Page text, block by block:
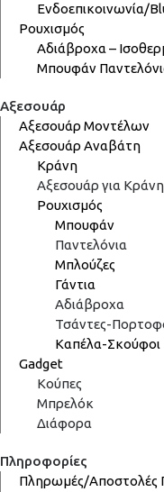
Ενδοεπικοινωνία/
Ρουχισμός
Αδιάβροχα –
Μπουφάν
Αξεσουάρ
Αξεσουάρ Μοντέλων
Αξεσουάρ Αναβάτη
Κράνη
Αξεσουάρ για Κράνη
Ρουχισμός
Μπουφάν
Παντελόνια
Μπλούζες
Γάντια
Αδιάβροχα
Τσάντες-
Καπέλα-Σκούφοι
Gadget
Κούπες
Μπρελόκ
Διάφορα
Πληροφορίες
Πληρωμές/Αποστολές